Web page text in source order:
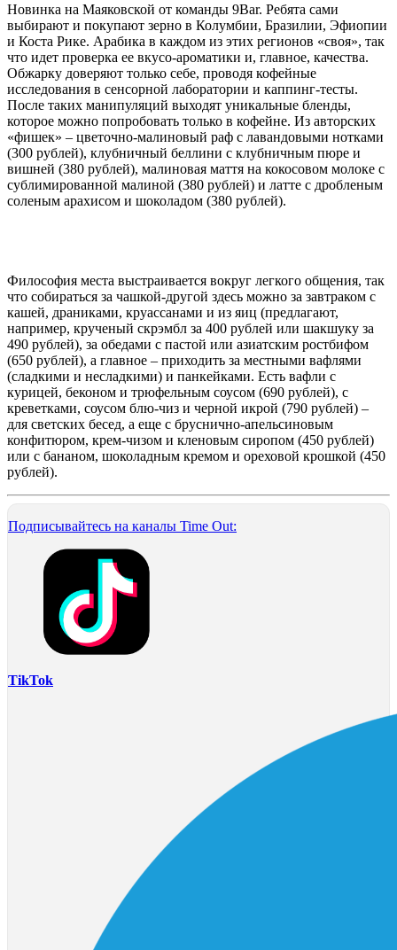
Новинка на Маяковской от команды 9Bar. Ребята сами
выбирают и покупают зерно в Колумбии, Бразилии, Эфиопии
и Коста Рике. Арабика в каждом из этих регионов «своя», так
что идет проверка ее вкусо-ароматики и, главное, качества.
Обжарку доверяют только себе, проводя кофейные
исследования в сенсорной лаборатории и каппинг-тесты.
После таких манипуляций выходят уникальные бленды,
которое можно попробовать только в кофейне. Из авторских
«фишек» – цветочно-малиновый раф с лавандовыми нотками
(300 рублей), клубничный беллини с клубничным пюре и
вишней (380 рублей), малиновая маття на кокосовом молоке с
сублимированной малиной (380 рублей) и латте с дробленым
соленым арахисом и шоколадом (380 рублей).
Философия места выстраивается вокруг легкого общения, так
что собираться за чашкой-другой здесь можно за завтраком с
кашей, драниками, круассанами и из яиц (предлагают,
например, крученый скрэмбл за 400 рублей или шакшуку за
490 рублей), за обедами с пастой или азиатским ростбифом
(650 рублей), а главное – приходить за местными вафлями
(сладкими и несладкими) и панкейками. Есть вафли с
курицей, беконом и трюфельным соусом (690 рублей), с
креветками, соусом блю-чиз и черной икрой (790 рублей) –
для светских бесед, а еще с бруснично-апельсиновым
конфитюром, крем-чизом и кленовым сиропом (450 рублей)
или с бананом, шоколадным кремом и ореховой крошкой (450
рублей).
Подписывайтесь на каналы Time Out:
TikTok